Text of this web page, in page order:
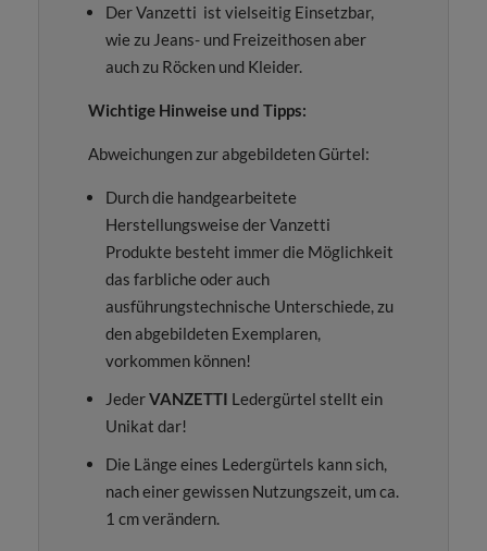
Der Vanzetti ist vielseitig Einsetzbar,
wie zu Jeans- und Freizeithosen aber
auch zu Röcken und Kleider.
Wichtige Hinweise und Tipps:
Abweichungen zur abgebildeten Gürtel:
Durch die handgearbeitete
Herstellungsweise der Vanzetti
Produkte besteht immer die Möglichkeit
das farbliche oder auch
ausführungstechnische Unterschiede, zu
den abgebildeten Exemplaren,
vorkommen können!
JederVANZETTI Ledergürtel stellt ein
Unikat dar!
Die Länge eines Ledergürtels kann sich,
nach einer gewissen Nutzungszeit, um ca.
1 cm verändern.